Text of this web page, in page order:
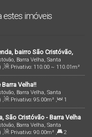
estes imóveis
bairro São Cristóvão,
Barra Velha, Santa
, Privativo: 110.00 ~ 110.01 m²
, 2000mDistância do Mar
Velha!!
Barra Velha, Santa
, Privativo: 95.00m² ,
1
, 1200mDistância do Mar ,
São Cristóvão - Barra Velha
Barra Velha, Santa
, Privativo: 90.00m² ,
2